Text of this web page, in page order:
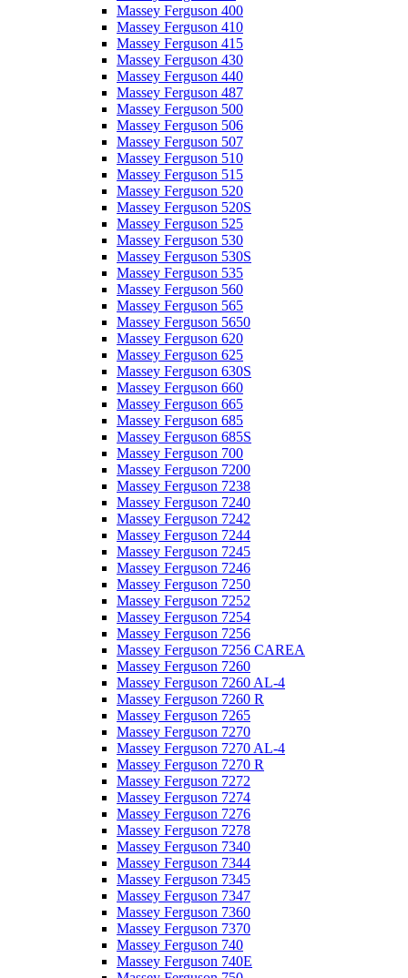
Massey Ferguson 400
Massey Ferguson 410
Massey Ferguson 415
Massey Ferguson 430
Massey Ferguson 440
Massey Ferguson 487
Massey Ferguson 500
Massey Ferguson 506
Massey Ferguson 507
Massey Ferguson 510
Massey Ferguson 515
Massey Ferguson 520
Massey Ferguson 520S
Massey Ferguson 525
Massey Ferguson 530
Massey Ferguson 530S
Massey Ferguson 535
Massey Ferguson 560
Massey Ferguson 565
Massey Ferguson 5650
Massey Ferguson 620
Massey Ferguson 625
Massey Ferguson 630S
Massey Ferguson 660
Massey Ferguson 665
Massey Ferguson 685
Massey Ferguson 685S
Massey Ferguson 700
Massey Ferguson 7200
Massey Ferguson 7238
Massey Ferguson 7240
Massey Ferguson 7242
Massey Ferguson 7244
Massey Ferguson 7245
Massey Ferguson 7246
Massey Ferguson 7250
Massey Ferguson 7252
Massey Ferguson 7254
Massey Ferguson 7256
Massey Ferguson 7256 CAREA
Massey Ferguson 7260
Massey Ferguson 7260 AL-4
Massey Ferguson 7260 R
Massey Ferguson 7265
Massey Ferguson 7270
Massey Ferguson 7270 AL-4
Massey Ferguson 7270 R
Massey Ferguson 7272
Massey Ferguson 7274
Massey Ferguson 7276
Massey Ferguson 7278
Massey Ferguson 7340
Massey Ferguson 7344
Massey Ferguson 7345
Massey Ferguson 7347
Massey Ferguson 7360
Massey Ferguson 7370
Massey Ferguson 740
Massey Ferguson 740E